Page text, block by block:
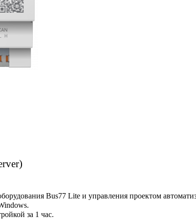
Bus77 Lite и управления проектом
за 1 час.